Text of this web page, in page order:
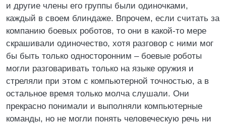
и другие члены его группы были одиночками,
каждый в своем блиндаже. Впрочем, если считать за
компанию боевых роботов, то они в какой-то мере
скрашивали одиночество, хотя разговор с ними мог
бы быть только односторонним – боевые роботы
могли разговаривать только на языке оружия и
стреляли при этом с компьютерной точностью, а в
остальное время только молча слушали. Они
прекрасно понимали и выполняли компьютерные
команды, но не могли понять человеческую речь ни